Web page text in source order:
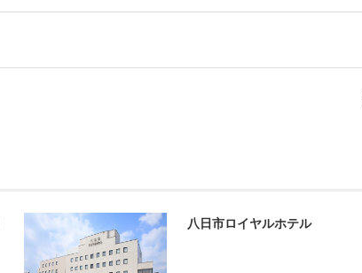
八日市ロイヤルホテル